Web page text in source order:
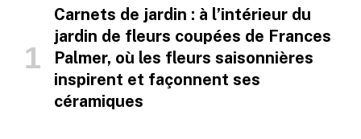
Carnets de jardin : à l’intérieur du
jardin de fleurs coupées de Frances
Palmer, où les fleurs saisonnières
inspirent et façonnent ses
céramiques